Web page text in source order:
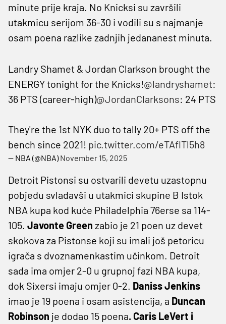
minute prije kraja. No Knicksi su završili
utakmicu serijom 36-30 i vodili su s najmanje
osam poena razlike zadnjih jedananest minuta.
Landry Shamet & Jordan Clarkson brought the
ENERGY tonight for the Knicks!@landryshamet:
36 PTS (career-high)@JordanClarksons: 24 PTS
They're the 1st NYK duo to tally 20+ PTS off the
bench since 2021! pic.twitter.com/eTAflTl5h8
— NBA (@NBA)November 15, 2025
Detroit Pistonsi su ostvarili devetu uzastopnu
pobjedu svladavši u utakmici skupine B Istok
NBA kupa kod kuće Philadelphia 76erse sa 114-
105. Javonte Green zabio je 21 poen uz devet
skokova za Pistonse koji su imali još petoricu
igrača s dvoznamenkastim učinkom. Detroit
sada ima omjer 2-0 u grupnoj fazi NBA kupa,
dok Sixersi imaju omjer 0-2. Daniss Jenkins
imao je 19 poena i osam asistencija, a Duncan
Robinson je dodao 15 poena. Caris LeVert i